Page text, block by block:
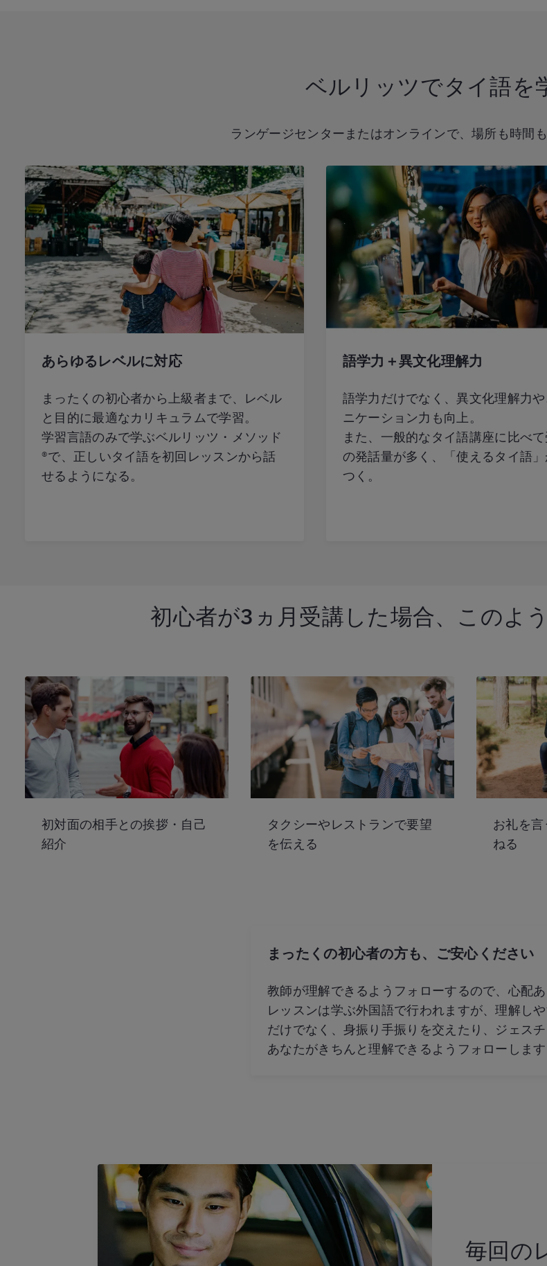
ベルリッツでタイ語を
ランゲージセンターまたはオンラインで、場所も時間
あらゆるレベルに対応
まったくの初心者から上級者まで、レベル
と目的に最適なカリキュラムで学習。
学習言語のみで学ぶベルリッツ・メソッド
®︎で、正しいタイ語を初回レッスンから話
せるようになる。
語学力＋異文化理解力
語学力だけでなく、異文化理解力や
ニケーション力も向上。
また、一般的なタイ語講座に比べ
の発話量が多く、「使えるタイ語
つく。
初心者が3ヵ月受講した場合、 このよ
初対面の相手との挨拶・自己
紹介
タクシーやレストランで要望
を伝える
お礼を
ねる
まったくの初心者の方も、 ご安心ください
教師が理解できるようフォローするので、心配あ
レッスンは学ぶ外国語で行われますが、理解し
だけでなく、身振り手振りを交えたり、ジェスチ
あなたがきちんと理解できるようフォローします
毎回の